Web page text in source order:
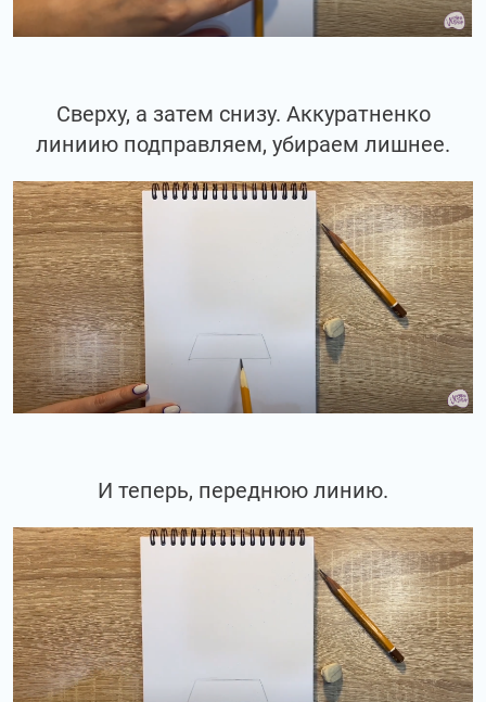
Сверху, а затем снизу. Аккуратненко
линиию подправляем, убираем лишнее.
И теперь, переднюю линию.